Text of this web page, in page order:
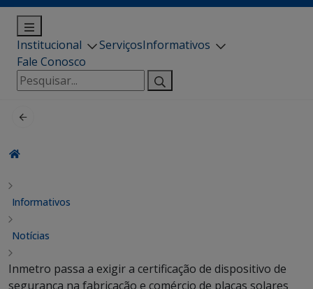
Institucional ServiçosInformativos
Fale Conosco
Pesquisar
por:
Informativos
Notícias
Inmetro passa a exigir a certificação de dispositivo de
segurança na fabricação e comércio de placas solares